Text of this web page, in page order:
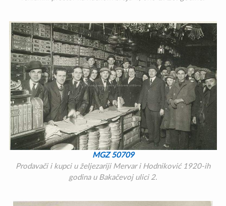
MGZ 50709
Prodavači i kupci u željezariji Mervar i Hodniković 1920-ih
godina u Bakačevoj ulici 2.